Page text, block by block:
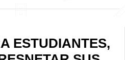
ESTUDIANTES,